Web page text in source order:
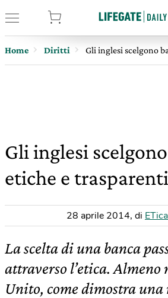
Home Diritti Gli inglesi scelgono
Gli inglesi
etiche e trasparenti
28 aprile 2014, di
La scelta di una banca
attraverso l’etica. Almeno
Unito, come dimostra una